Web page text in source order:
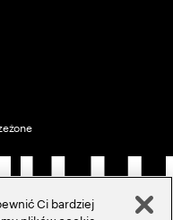
Ci bardziej